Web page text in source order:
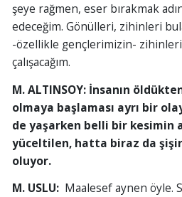
şeye rağmen, eser bırakmak
edeceğim. Gönülleri, zihinleri
-özellikle gençlerimizin-
çalışacağım.
M. ALTINSOY: İnsanın
olmaya başlaması ayrı bir
de yaşarken belli bir kesimin
yüceltilen, hatta biraz da
oluyor.
M. USLU: Maalesef aynen öyle.